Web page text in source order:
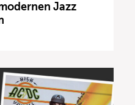
Jazz